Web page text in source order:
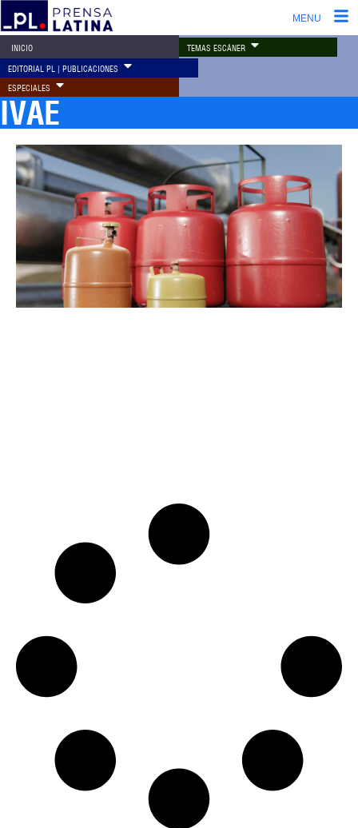
MENU
INICIO TEMAS ESCÁNER
EDITORIAL PL | PUBLICACIONES
ESPECIALES
IVAE